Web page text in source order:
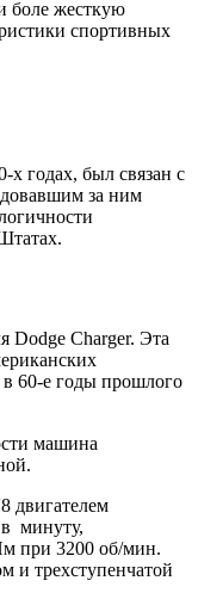
боле жесткую
спортивных
х годах, был связан с
за ним
Dodge Charger. Эта
60-е годы прошлого
машина
двигателем
минуту,
при 3200 об/мин.
и трехступенчатой